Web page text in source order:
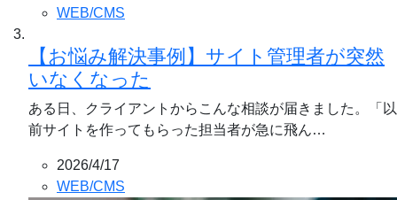
WEB/CMS
【お悩み解決事例】サイト管理者が突然
いなくなった
ある日、クライアントからこんな相談が届きました。「以
前サイトを作ってもらった担当者が急に飛ん…
2026/4/17
WEB/CMS